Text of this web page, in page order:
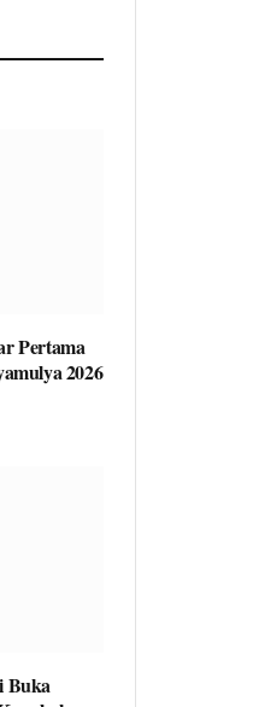
Pertama
2026
Buka